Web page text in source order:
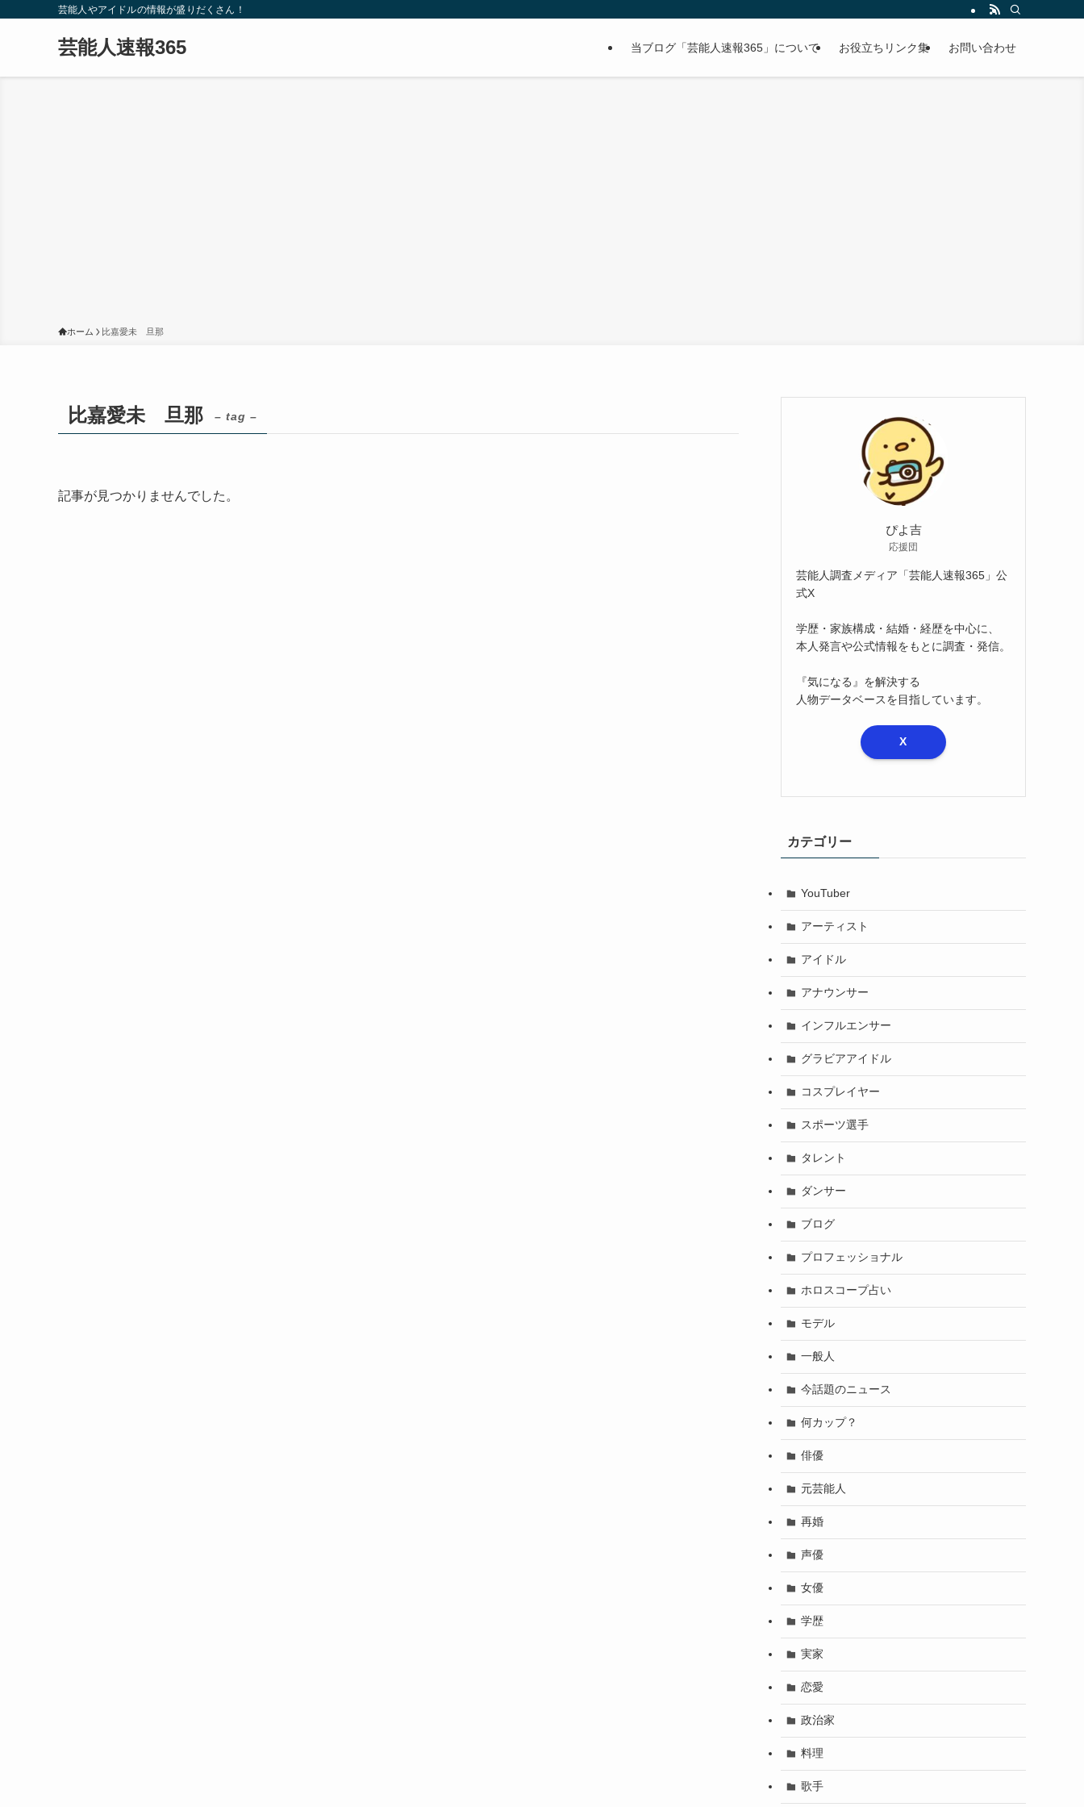
芸能人やアイドルの情報が盛りだくさん！
芸能人速報365 当ブログ「芸能人速報365」について お役立ちリンク集 お問い合わせ
ホーム 比嘉愛未 旦那
比嘉愛未 旦那 – tag –
記事が見つかりませんでした。
ぴよ吉
応援団
芸能人調査メディア「芸能人速報365」公
式X
学歴・家族構成・結婚・経歴を中心に、
本人発言や公式情報をもとに調査・発信。
『気になる』を解決する
人物データベースを目指しています。
X
カテゴリー
YouTuber
アーティスト
アイドル
アナウンサー
インフルエンサー
グラビアアイドル
コスプレイヤー
スポーツ選手
タレント
ダンサー
ブログ
プロフェッショナル
ホロスコープ占い
モデル
一般人
今話題のニュース
何カップ？
俳優
元芸能人
再婚
声優
女優
学歴
実家
恋愛
政治家
料理
歌手